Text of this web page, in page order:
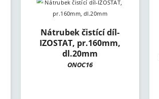
Nátrubek čistící díl-
IZOSTAT, pr.160mm,
dl.20mm
ONOC16